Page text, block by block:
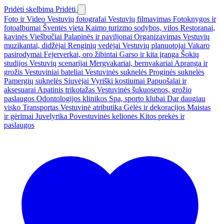
Pridėti skelbimą Pridėti
Foto ir Video Vestuvių fotografai Vestuvių filmavimas Fotoknygos ir
fotoalbumai Šventės vieta Kaimo turizmo sodybos, vilos Restoranai,
kavinės Viešbučiai Palapinės ir paviljonai Organizavimas Vestuvių
muzikantai, didžėjai Renginių vedėjai Vestuvių planuotojai Vakaro
pasirodymai Fejerverkai, oro žibintai Garso ir kita įranga Šokių
studijos Vestuvių scenarijai Mergvakariai, bernvakariai Apranga ir
grožis Vestuviniai bateliai Vestuvinės suknelės Proginės suknelės
Pamergių suknelės Siuvėjai Vyriški kostiumai Papuošalai ir
aksesuarai Apatinis trikotažas Vestuvinės šukuosenos, grožio
paslaugos Odontologijos klinikos Spa, sporto klubai Dar daugiau
visko Transportas Vestuvinė atributika Gėlės ir dekoracijos Maistas
ir gėrimai Juvelyrika Povestuvinės kelionės Kitos prekės ir
paslaugos